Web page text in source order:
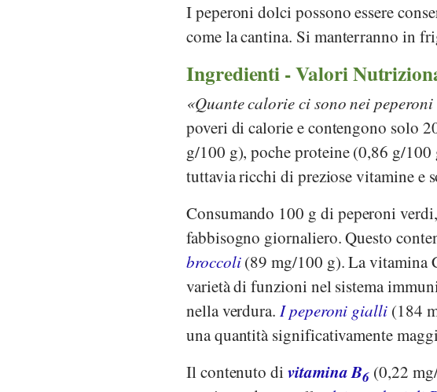
I peperoni dolci possono essere
come la cantina. Si manterranno in
Ingredienti - Valori
Quante calorie ci sono nei peperoni
poveri di calorie e contengono solo
g/100 g), poche proteine (0,86 g/
tuttavia ricchi di preziose vitamine e
Consumando 100 g di peperoni
fabbisogno giornaliero. Questo
broccoli(89 mg/100 g). La vitamina
varietà di funzioni nel sistema
nella verdura.I peperoni gialli (184
una quantità significativamente
Il contenuto di vitamina B6 (0,22